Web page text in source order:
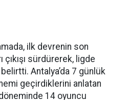
ilk devrenin son
çıkışı sürdürerek, ligde
Antalya’da 7 günlük
geçirdiklerini anlatan
14 oyuncu